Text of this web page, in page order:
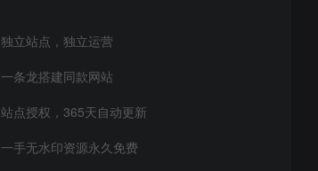
独立站点，独立运营
一条龙搭建同款网站
站点授权，365天自动更新
一手无水印资源永久免费